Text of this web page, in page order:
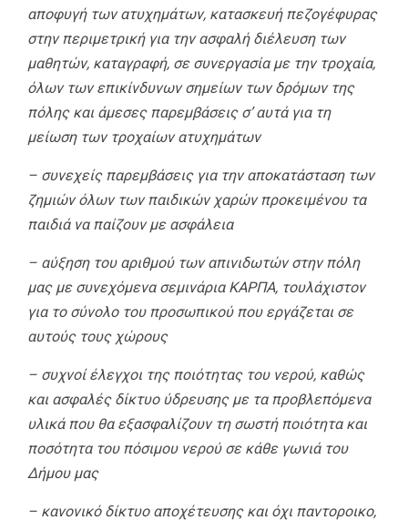
αποφυγή των ατυχημάτων, κατασκευή πεζογέφυρας
στην περιμετρική για την ασφαλή διέλευση των
μαθητών, καταγραφή, σε συνεργασία με την τροχαία,
όλων των επικίνδυνων σημείων των δρόμων της
πόλης και άμεσες παρεμβάσεις σ’ αυτά για τη
μείωση των τροχαίων ατυχημάτων
– συνεχείς παρεμβάσεις για την αποκατάσταση των
ζημιών όλων των παιδικών χαρών προκειμένου τα
παιδιά να παίζουν με ασφάλεια
– αύξηση του αριθμού των απινιδωτών στην πόλη
μας με συνεχόμενα σεμινάρια ΚΑΡΠΑ, τουλάχιστον
για το σύνολο του προσωπικού που εργάζεται σε
αυτούς τους χώρους
– συχνοί έλεγχοι της ποιότητας του νερού, καθώς
και ασφαλές δίκτυο ύδρευσης με τα προβλεπόμενα
υλικά που θα εξασφαλίζουν τη σωστή ποιότητα και
ποσότητα του πόσιμου νερού σε κάθε γωνιά του
Δήμου μας
– κανονικό δίκτυο αποχέτευσης και όχι παντοροικο,